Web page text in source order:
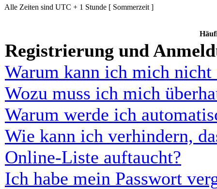
Alle Zeiten sind UTC + 1 Stunde [ Sommerzeit ]
Registrierung und
Warum kann ich mich nicht
Wozu muss ich mich
Warum werde ich
Wie kann ich verhindern,
Online-Liste auftaucht?
Ich habe mein Passwort